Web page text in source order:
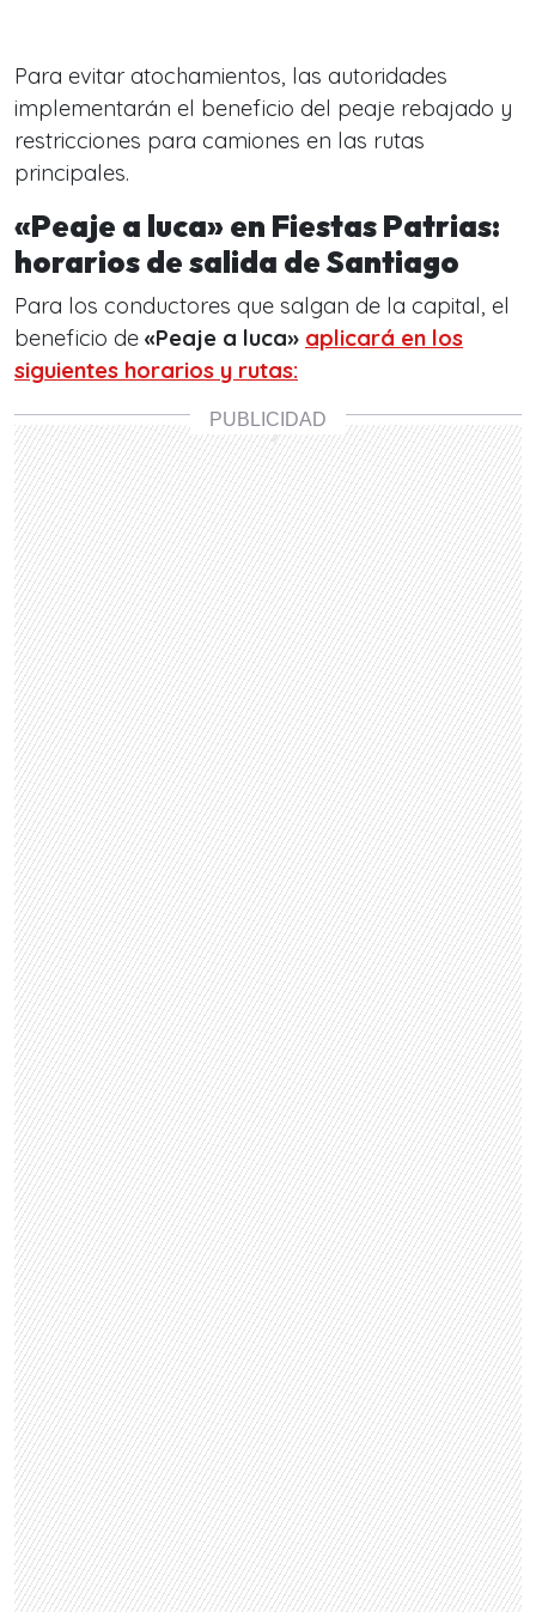
Para evitar atochamientos, las autoridades
implementarán el beneficio del peaje rebajado y
restricciones para camiones en las rutas
principales.
«Peaje a luca» en Fiestas Patrias:
horarios de salida de Santiago
Para los conductores que salgan de la capital, el
beneficio de «Peaje a luca» aplicará en los
siguientes horarios y rutas: